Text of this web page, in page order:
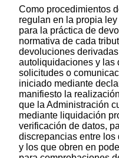
Como procedimientos
regulan en la propia
para la práctica de
normativa de cada
devoluciones
autoliquidaciones y las
solicitudes o
iniciado mediante
manifiesto la
que la Administración
mediante liquidación
verificación de datos,
discrepancias entre
y los que obren en